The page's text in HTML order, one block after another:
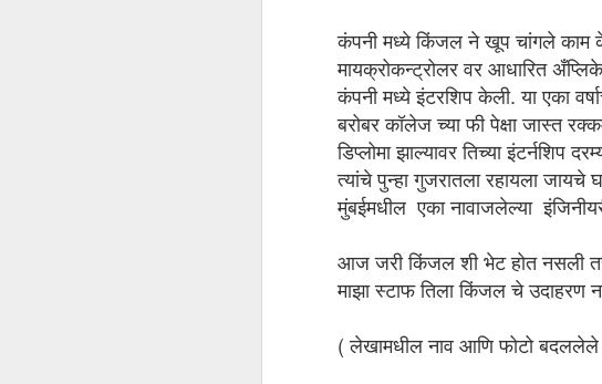
कंपनी मध्ये किंजल ने खूप चांगले काम
मायक्रोकन्ट्रोलर वर आधारित
कंपनी मध्ये इंटरशिप केली. या एका
बरोबर कॉलेज च्या फी पेक्षा जास्त
डिप्लोमा झाल्यावर तिच्या इंटर्नशिप
त्यांचे पुन्हा गुजरातला रहायला जायचे
मुंबईमधील एका नावाजलेल्या
आज जरी किंजल शी भेट होत नसली तरी
माझा स्टाफ तिला किंजल चे उदाहरण
( लेखामधील नाव आणि फोटो
13
मार्ले आणि मी
Marley &
तर जरूर पहा.
सर्वांनी तर हा चित्रपट
आपण सुरुवातीला एक
बनून जाते. घरातील
चे छोटेसे पिल्लू 'परी'